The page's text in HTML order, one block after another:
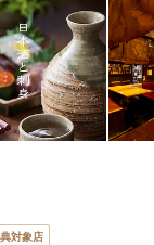
対象店